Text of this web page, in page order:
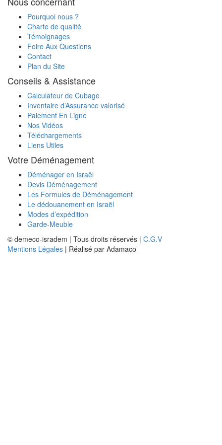
Quels documents sont nécessaires pour
transporter ma voiture d'Israël en France ?
Pourquoi nous ?
Charte de qualité
Témoignages
Foire Aux Questions
Contact
Plan du Site
Conseils & Assistance
Calculateur de Cubage
Inventaire d’Assurance valorisé
Paiement En Ligne
Nos Vidéos
Téléchargements
Liens Utiles
Votre Déménagement
Déménager en Israël
Devis Déménagement
Les Formules de Déménagement
Le dédouanement en Israël
Modes d’expédition
Garde-Meuble
© demeco-isradem | Tous droits réservés | C.G.V
Mentions Légales | Réalisé par Adamaco